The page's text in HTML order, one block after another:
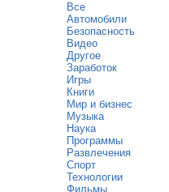
Все
Автомобили
Безопасность
Видео
Другое
Заработок
Игры
Книги
Мир и бизнес
Музыка
Наука
Программы
Развлечения
Спорт
Технологии
Фильмы